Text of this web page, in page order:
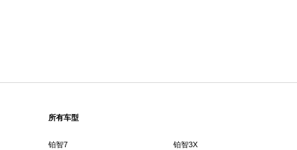
所有车型
铂智7 铂智3X